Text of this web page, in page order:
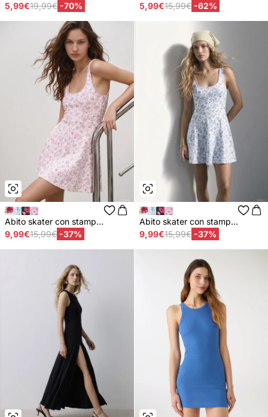
5,99€19,99€ -70%
5,99€15,99€ -62%
Abito skater con stamp...
9,99€15,99€ -37%
Abito skater con stamp...
9,99€15,99€ -37%